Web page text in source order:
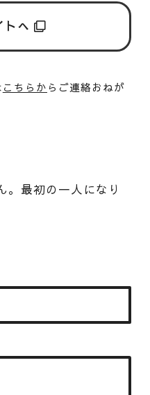
トへ
こちらか らご連絡おねが
。最初の一人になり